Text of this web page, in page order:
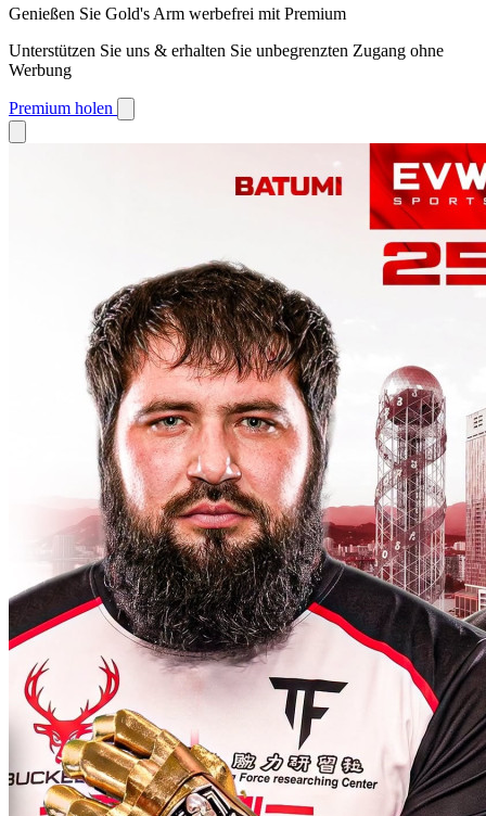
Genießen Sie Gold's Arm werbefrei mit Premium
Unterstützen Sie uns & erhalten Sie unbegrenzten Zugang ohne
Werbung
Premium holen